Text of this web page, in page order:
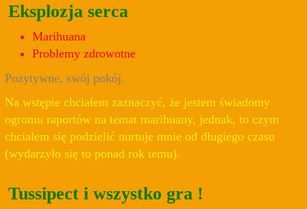
Eksplozja serca
Marihuana
Problemy zdrowotne
Pozytywne, swój pokój.
Na wstępie chciałem zaznaczyć, że jestem świadomy
ogromu raportów na temat marihuany, jednak, to czym
chciałem się podzielić nurtuje mnie od długiego czasu
(wydarzyło się to ponad rok temu).
Tussipect i wszystko gra !